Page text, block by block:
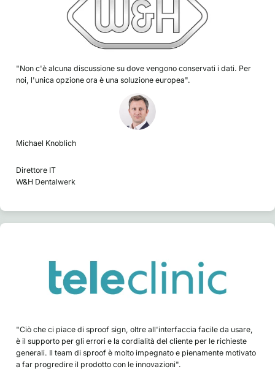
"Non c'è alcuna discussione su dove vengono conservati i dati. Per
noi, l'unica opzione ora è una soluzione europea".
Michael Knoblich
Direttore IT
W&H Dentalwerk
"Ciò che ci piace di sproof sign, oltre all'interfaccia facile da usare,
è il supporto per gli errori e la cordialità del cliente per le richieste
generali. Il team di sproof è molto impegnato e pienamente motivato
a far progredire il prodotto con le innovazioni".